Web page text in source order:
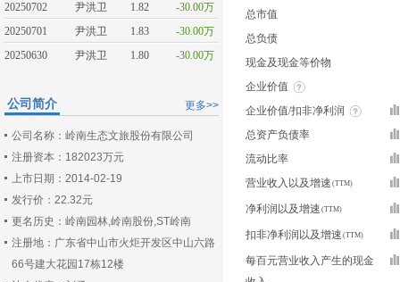
20250702
尹洪卫 1.82
-30.00万
20250701
尹洪卫 1.83
-30.00万
20250630
尹洪卫 1.80 -30.00万
更多>>
公司简介
公司名称：岭南生态文旅股份有限公司
注册资本：182023万元
上市日期：2014-02-19
发行价：22.32元
更名历史：岭南园林,岭南股份,ST岭南
注册地：广东省中山市火炬开发区中山六路
66号建大花园17栋12楼
总市值
总负债
现金及现金等价物
企业价值
企业价值/扣非净利润
总资产负债率
流动比率
营业收入以及增速
净利润以及增速
扣非净利润以及增速
每百元营业收入产生的现金